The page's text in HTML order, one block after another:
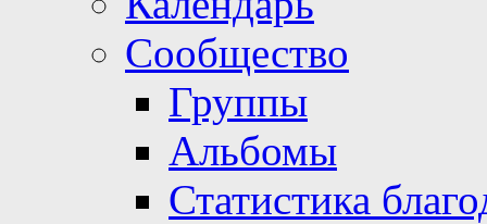
Сообщество
Группы
Альбомы
Статистика